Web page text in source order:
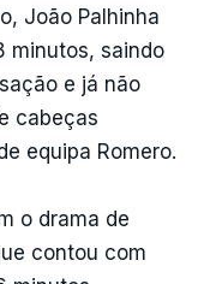
João Palhinha
minutos, saindo
e já não
cabeças
equipa Romero.
o drama de
contou com